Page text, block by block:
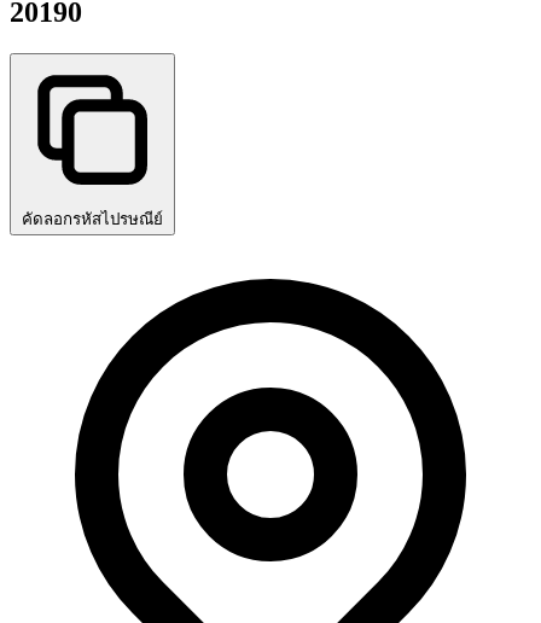
20190
คัดลอกรหัสไปรษณีย์